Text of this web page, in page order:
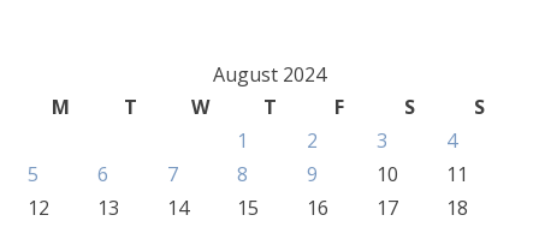
August 2024
M
T W T F S
S
1
2 3
4
5
6 7 8 9 10
11
12
13 14 15 16 17
18